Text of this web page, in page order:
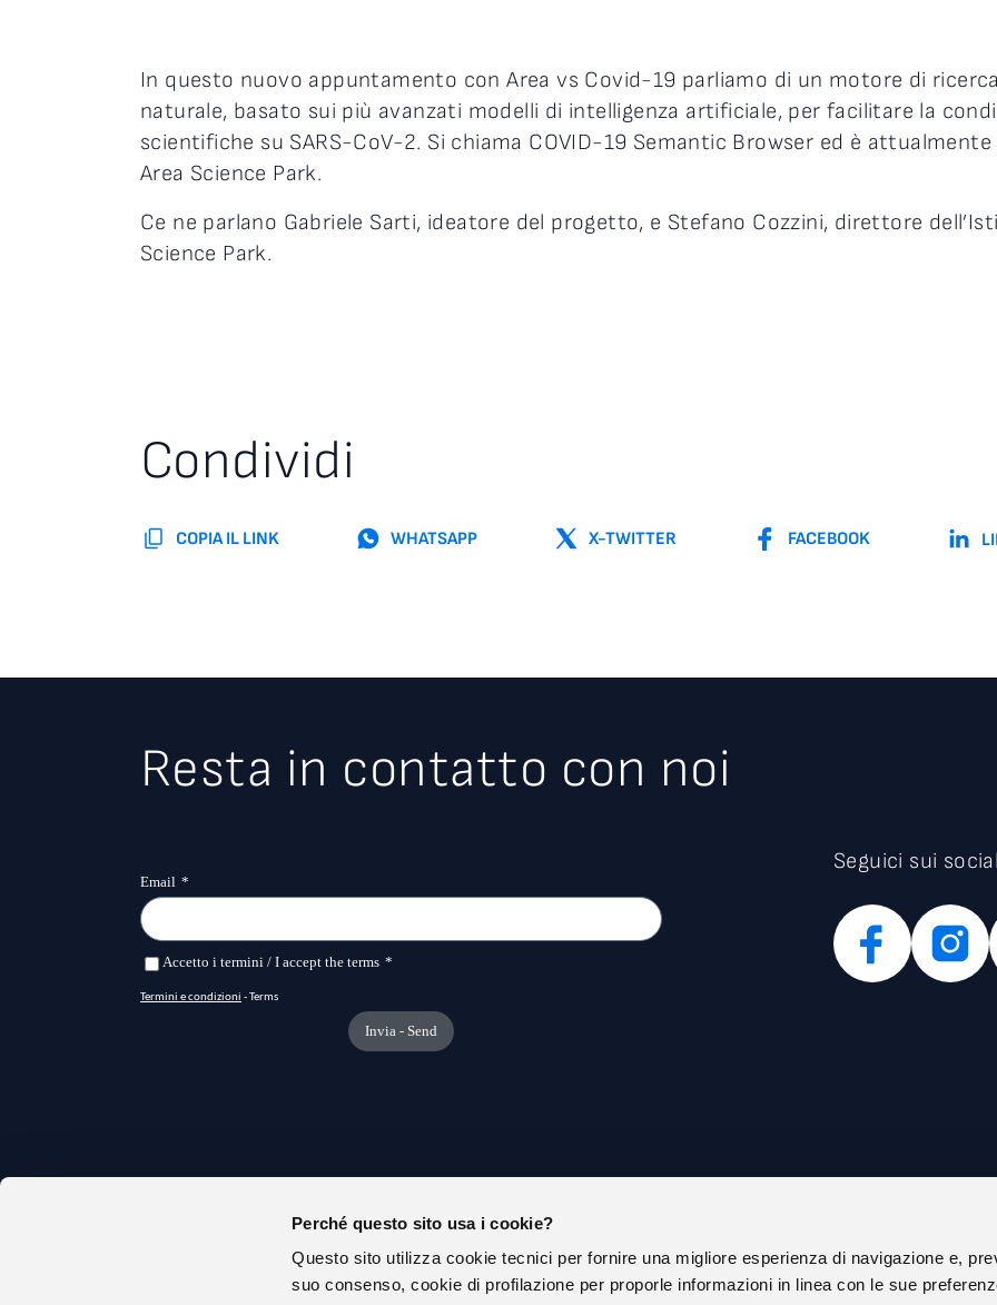
Perché questo sito usa i cookie?
Questo sito utilizza cookie tecnici per fornire una migliore esperienza di navigazione e,
suo consenso, cookie di profilazione per proporle informazioni in linea con le sue
In questo nuovo appuntamento con Area vs Covid-19 parliamo di un motore di
naturale, basato sui più avanzati modelli di intelligenza artificiale, per facilitare la
scientifiche su SARS-CoV-2. Si chiama COVID-19 Semantic Browser ed è
Area Science Park.
Ce ne parlano Gabriele Sarti, ideatore del progetto, e Stefano Cozzini, direttore
Science Park.
Condividi
COPIA IL LINK WHATSAPP X-TWITTER FACEBOOK
Resta in contatto con noi
Seguici sui social
CHI SIAMO
URP
PRIVACY POLICY
COOKIE POLICY